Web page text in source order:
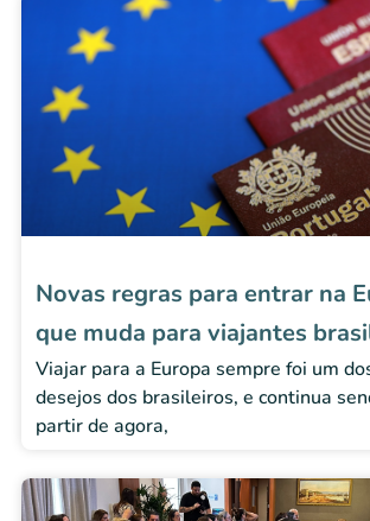
Novas regras para entrar na
que muda para viajantes
Viajar para a Europa sempre foi um
desejos dos brasileiros, e continua
partir de agora,